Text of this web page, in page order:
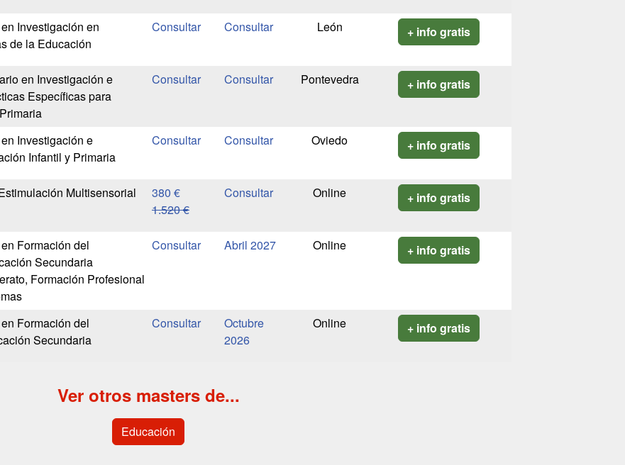
Investigación en
de la Educación
León + info gratis
en Investigación e
Específicas para
Pontevedra + info gratis
Investigación e
Infantil y Primaria
Oviedo + info gratis
Multisensorial
380 €
1.520 €
Online + info gratis
Formación del
Secundaria
Formación Profesional
Abril 2027 Online + info gratis
Formación del
Secundaria
Octubre
2026
Online + info gratis
Ver otros masters de...
Educación